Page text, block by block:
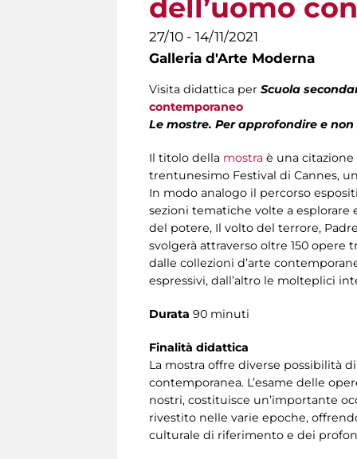
dell’uomo
27/10 - 14/11/2021
Galleria d'Arte Moderna
Visita didattica per Scuola
contemporaneo
Le mostre. Per approfondire e non
Il titolo della mostra è una
trentunesimo Festival di Cannes,
In modo analogo il percorso
sezioni tematiche volte a esplorare
del potere, Il volto del terrore,
svolgerà attraverso oltre 150 opere
dalle collezioni d’arte
espressivi, dall’altro le molteplici
Durata 90 minuti
Finalità didattica
La mostra offre diverse possibilità
contemporanea. L’esame delle
nostri, costituisce un’importante
rivestito nelle varie epoche,
culturale di riferimento e dei